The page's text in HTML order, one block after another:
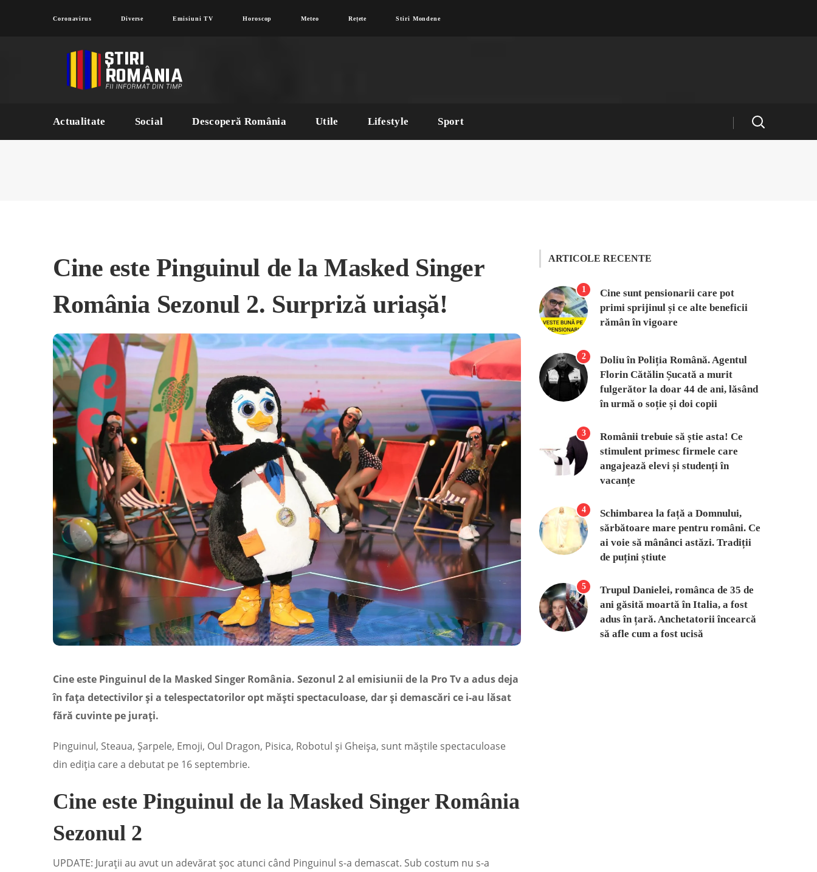
Coronavirus Diverse Emisiuni TV Horoscop Meteo Rețete Stiri Mondene
Actualitate Social Descoperă România Utile Lifestyle Sport
Cine este Pinguinul de la Masked Singer
România Sezonul 2. Surpriză uriașă!
Cine este Pinguinul de la Masked Singer România. Sezonul 2 al emisiunii de la Pro Tv a adus deja
în fața detectivilor și a telespectatorilor opt măști spectaculoase, dar și demascări ce i-au lăsat
fără cuvinte pe jurați.
Pinguinul, Steaua, Șarpele, Emoji, Oul Dragon, Pisica, Robotul și Gheișa, sunt măștile spectaculoase
din ediția care a debutat pe 16 septembrie.
Cine este Pinguinul de la Masked Singer România
Sezonul 2
UPDATE: Jurații au avut un adevărat șoc atunci când Pinguinul s-a demascat. Sub costum nu s-a
ARTICOLE RECENTE
1
Cine sunt pensionarii care pot
primi sprijinul și ce alte beneficii
rămân în vigoare
2
Doliu în Poliția Română. Agentul
Florin Cătălin Șucată a murit
fulgerător la doar 44 de ani, lăsând
în urmă o soție și doi copii
3
Românii trebuie să știe asta! Ce
stimulent primesc firmele care
angajează elevi și studenți în
vacanțe
4
Schimbarea la față a Domnului,
sărbătoare mare pentru români. Ce
ai voie să mânânci astăzi. Tradiții
de puțini știute
5
Trupul Danielei, românca de 35 de
ani găsită moartă în Italia, a fost
adus în țară. Anchetatorii încearcă
să afle cum a fost ucisă